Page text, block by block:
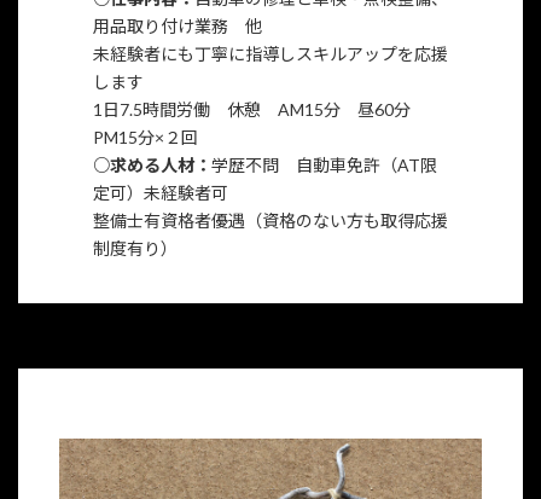
用品取り付け業務 他
未経験者にも丁寧に指導しスキルアップを応援
します
1日7.5時間労働 休憩 AM15分 昼60分
PM15分×２回
○求める人材： 学歴不問 自動車免許（AT限
定可）未経験者可
整備士有資格者優遇（資格のない方も取得応援
制度有り）